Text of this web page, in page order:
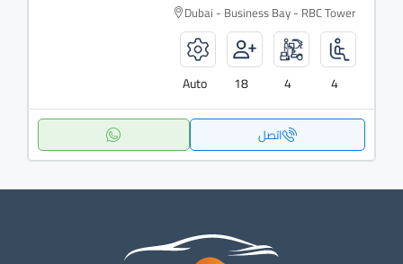
Dubai - Business Bay - RBC Tower
4
4
18
Auto
اتصل